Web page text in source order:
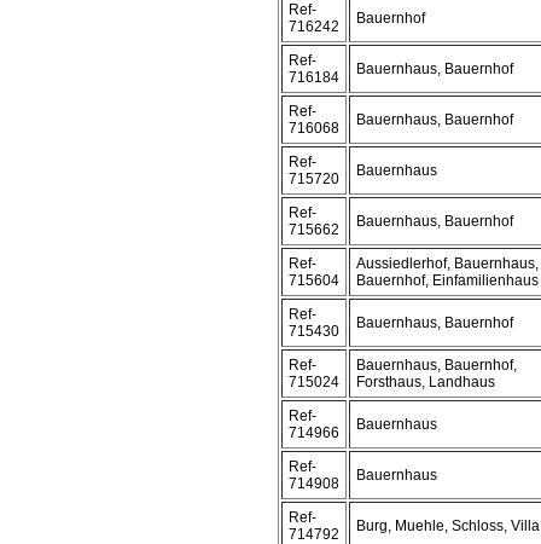
Ref-
716242
Bauernhof
Ref-
716184
Bauernhaus, Bauernhof
Ref-
716068
Bauernhaus, Bauernhof
Ref-
715720
Bauernhaus
Ref-
715662
Bauernhaus, Bauernhof
Ref-
715604
Aussiedlerhof, Bauernhaus,
Bauernhof, Einfamilienhaus
Ref-
715430
Bauernhaus, Bauernhof
Ref-
715024
Bauernhaus, Bauernhof,
Forsthaus, Landhaus
Ref-
714966
Bauernhaus
Ref-
714908
Bauernhaus
Ref-
714792
Burg, Muehle, Schloss, Villa